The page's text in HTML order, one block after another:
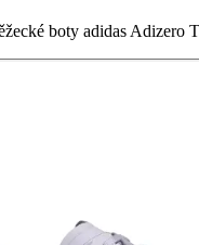
boty adidas Adizero